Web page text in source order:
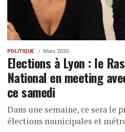
POLITIQUE Mars 2020
Elections à Lyon : le
National en meeting
ce samedi
Dans une semaine, ce sera le
élections municipales et